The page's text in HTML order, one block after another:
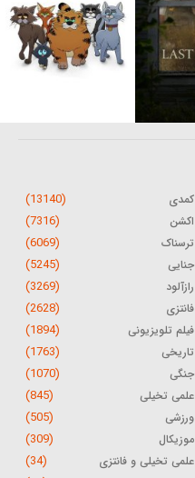
کمدی (13140)
اکشن (7316)
ترسناک (6069)
جنایی (5245)
رازآلود (3269)
فانتزی (2628)
فیلم تلویزیونی (1894)
تاریخی (1763)
جنگی (1070)
علمی تخیلی (845)
ورزشی (505)
موزیکال (309)
علمی تخیلی و فانتزی (34)